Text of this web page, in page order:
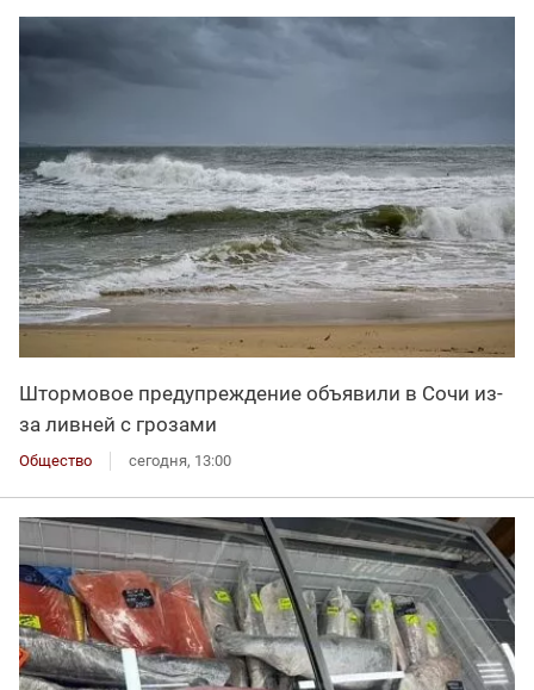
Штормовое предупреждение объявили в Сочи из-
за ливней с грозами
Общество сегодня, 13:00